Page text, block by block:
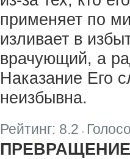
применяет по
изливает в
врачующий, а
Наказание Его
неизбывна.
Рейтинг: 8.2 |